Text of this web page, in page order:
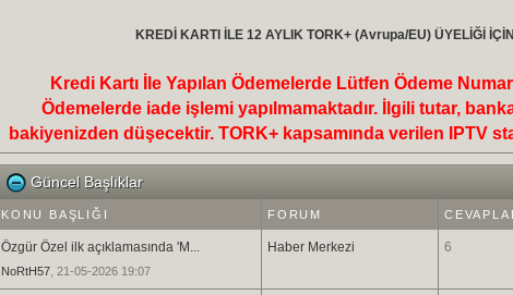
KREDİ KARTI İLE 12 AYLIK TORK+ (Avrupa/EU) ÜYELİĞİ İÇİN
Kredi Kartı İle Yapılan Ödemelerde Lütfen Ödeme
Ödemelerde iade işlemi yapılmamaktadır. İlgili tutar,
bakiyenizden düşecektir. TORK+ kapsamında verilen IPTV
Güncel Başlıklar
KONU BAŞLIĞI FORUM
Özgür Özel ilk açıklamasında 'M...
NoRtH57 , 21-05-2026 19:07
Haber Merkezi 6